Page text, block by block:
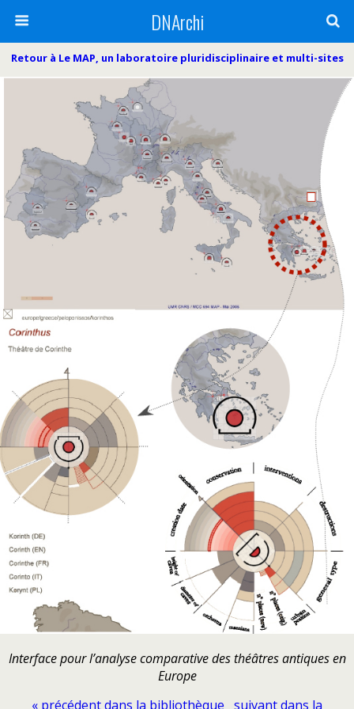
DNArchi
Retour à Le MAP, un laboratoire pluridisciplinaire et multi-sites
Interface pour l’analyse comparative des théâtres antiques en
Europe
« précédent dans la bibliothèque suivant dans la